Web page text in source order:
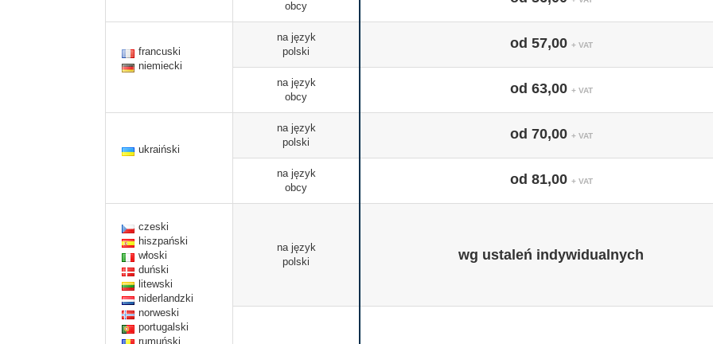
obcy
francuski
niemiecki
na język
polski
od 57,00 + VAT
na język
obcy
od 63,00 + VAT
ukraiński
na język
polski
od 70,00 + VAT
na język
obcy
od 81,00 + VAT
czeski
hiszpański
włoski
duński
litewski
niderlandzki
norweski
portugalski
rumuński
na język
polski
wg ustaleń indywidualnych